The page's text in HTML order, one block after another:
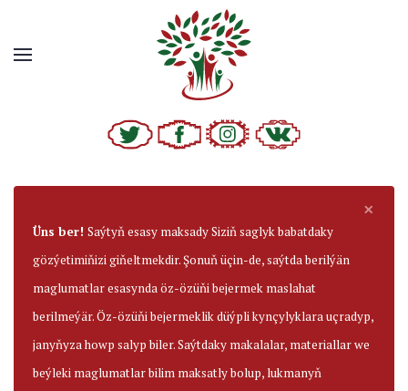
×
Üns ber! Saýtyň esasy maksady Siziň saglyk babatdaky
gözýetimiňizi giňeltmekdir. Şonuň üçin-de, saýtda berilýän
maglumatlar esasynda öz-özüňi bejermek maslahat
berilmeýär. Öz-özüňi bejermeklik düýpli kynçylyklara uçradyp,
janyňyza howp salyp biler. Saýtdaky makalalar, materiallar we
beýleki maglumatlar bilim maksatly bolup, lukmanyň